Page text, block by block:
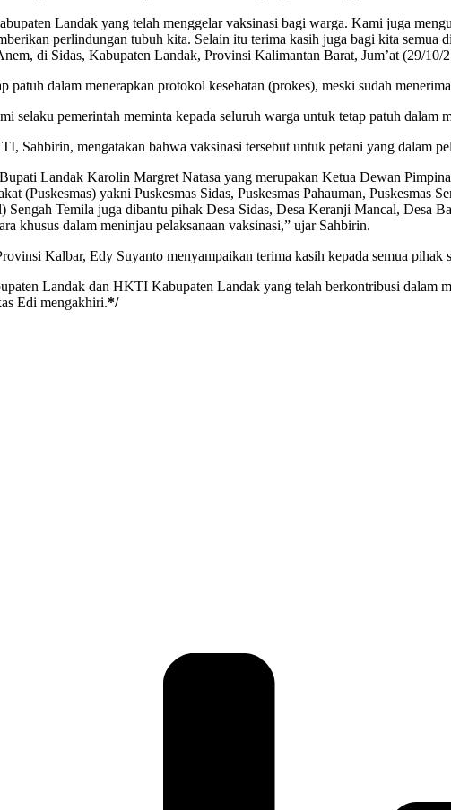
Landak yang telah menggelar vaksinasi bagi warga. Kami juga
perlindungan tubuh kita. Selain itu terima kasih juga bagi kita
di Sidas, Kabupaten Landak, Provinsi Kalimantan Barat, Jum’at (29/10/
patuh dalam menerapkan protokol kesehatan (prokes), meski sudah
selaku pemerintah meminta kepada seluruh warga untuk tetap patuh dalam
Sahbirin, mengatakan bahwa vaksinasi tersebut untuk petani yang dalam
Landak Karolin Margret Natasa yang merupakan Ketua Dewan
(Puskesmas) yakni Puskesmas Sidas, Puskesmas Pahauman,
Temila juga dibantu pihak Desa Sidas, Desa Keranji Mancal, Desa
khusus dalam meninjau pelaksanaan vaksinasi,” ujar Sahbirin.
Kalbar, Edy Suyanto menyampaikan terima kasih kepada semua pihak
Landak dan HKTI Kabupaten Landak yang telah berkontribusi dalam
Edi mengakhiri.*/